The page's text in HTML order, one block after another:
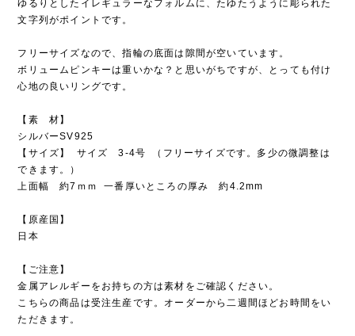
ゆるりとしたイレギュラーなフォルムに、たゆたうように彫られた
文字列がポイントです。
フリーサイズなので、指輪の底面は隙間が空いています。
ボリュームピンキーは重いかな？と思いがちですが、とっても付け
心地の良いリングです。
【素 材】
シルバーSV925
【サイズ】 サイズ 3-4号 （フリーサイズです。多少の微調整は
できます。）
上面幅 約7ｍｍ 一番厚いところの厚み 約4.2mm
【原産国】
日本
【ご注意】
金属アレルギーをお持ちの方は素材をご確認ください。
こちらの商品は受注生産です。オーダーから二週間ほどお時間をい
ただきます。